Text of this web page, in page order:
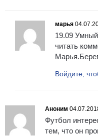
марья
19.09
читать
Войдите,
Аноним
Футбол
тем, что он